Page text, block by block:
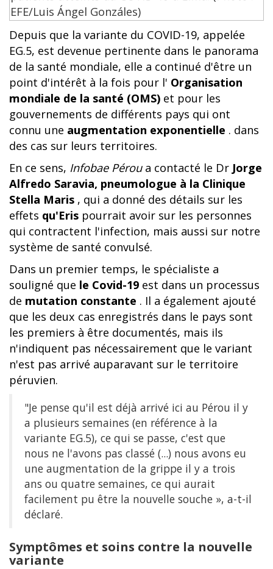
Depuis que la variante du COVID-19, appelée
EG.5, est devenue pertinente dans le panorama
de la santé mondiale, elle a continué d'être un
point d'intérêt à la fois pour l' Organisation
mondiale de la santé (OMS) et pour les
gouvernements de différents pays qui ont
connu une augmentation exponentielle . dans
des cas sur leurs territoires.
En ce sens, Infobae Péroua contacté le Dr Jorge
Alfredo Saravia, pneumologue à la Clinique
Stella Maris , qui a donné des détails sur les
effets qu'Eris pourrait avoir sur les personnes
qui contractent l'infection, mais aussi sur notre
système de santé convulsé.
Dans un premier temps, le spécialiste a
souligné que le Covid-19 est dans un processus
de mutation constante . Il a également ajouté
que les deux cas enregistrés dans le pays sont
les premiers à être documentés, mais ils
n'indiquent pas nécessairement que le variant
n'est pas arrivé auparavant sur le territoire
péruvien.
"Je pense qu'il est déjà arrivé ici au Pérou il y
a plusieurs semaines (en référence à la
variante EG.5), ce qui se passe, c'est que
nous ne l'avons pas classé (...) nous avons eu
une augmentation de la grippe il y a trois
ans ou quatre semaines, ce qui aurait
facilement pu être la nouvelle souche », a-t-il
déclaré.
Symptômes et soins contre la nouvelle
variante